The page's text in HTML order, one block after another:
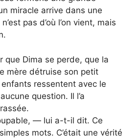
miracle arrive dans une
pas d’où l’on vient, mais
que Dima se perde, que la
mère détruise son petit
ressentent avec le
question. Il l’a
— lui a-t-il dit. Ce
mots. C’était une vérité